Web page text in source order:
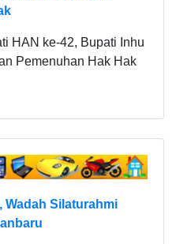
HAN ke-42, Bupati Inhu
Pemenuhan Hak Hak
Wadah Silaturahmi